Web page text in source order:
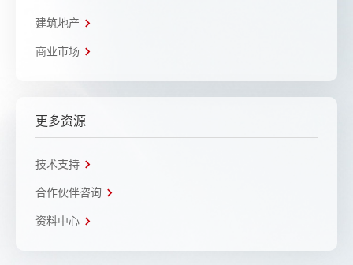
建筑地产
商业市场
更多资源
技术支持
合作伙伴咨询
资料中心